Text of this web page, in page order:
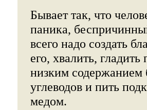
Бывает так, что
паника,
всего надо создать
его, хвалить,
низким содержанием
углеводов и пить
медом.